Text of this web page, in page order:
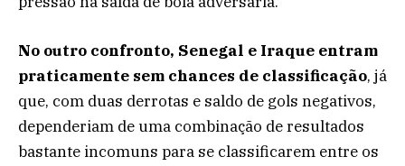
No outro confronto, Senegal e Iraque entram
praticamente sem chances de classificação, já
que, com duas derrotas e saldo de gols negativos,
dependeriam de uma combinação de resultados
bastante incomuns para se classificarem entre os